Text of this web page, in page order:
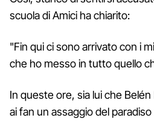
scuola di Amici ha chiarito:
"Fin qui ci sono arrivato con i
che ho messo in tutto quello
In queste ore, sia lui che
ai fan un assaggio del